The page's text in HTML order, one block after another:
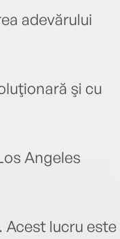
adevărului
şi cu
Angeles
Acest lucru este